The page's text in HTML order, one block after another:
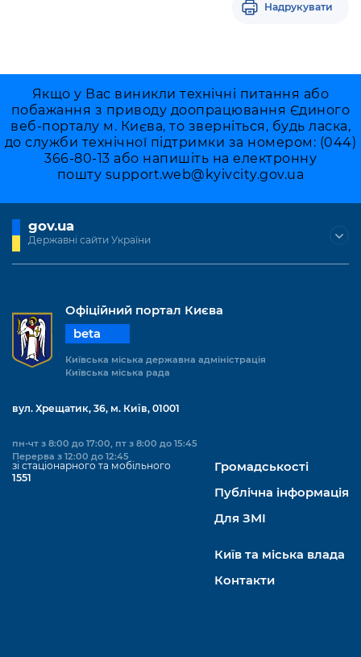
Надрукувати
Якщо у Вас виникли технічні питання або
побажання з приводу доопрацювання Єдиного
веб-порталу м. Києва, то зверніться, будь ласка,
до служби технічної підтримки за номером: (044)
366-80-13 або напишіть на електронну
пошту support.web@kyivcity.gov.ua
gov.ua
Державні сайти України
Офіційний портал Києва
beta
Київська міська державна адміністрація
Київська міська рада
вул. Хрещатик, 36, м. Київ, 01001
пн-чт з 8:00 до 17:00, пт з 8:00 до 15:45
Перерва з 12:00 до 12:45
зі стаціонарного та мобільного
1551
Громадськості
Публічна інформація
Для ЗМІ
Київ та міська влада
Контакти